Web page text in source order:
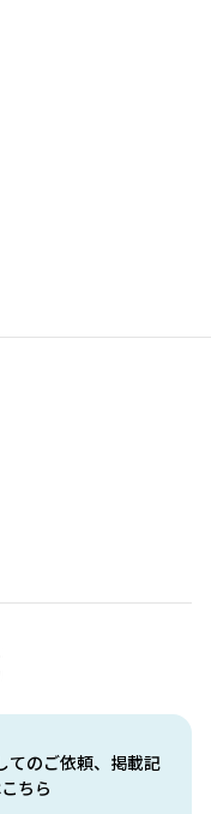
てのご依頼、掲載記
ちら